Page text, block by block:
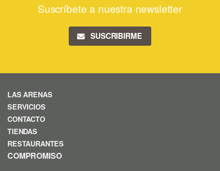
Suscríbete a nuestra newsletter
SUSCRIBIRME
LAS ARENAS
SERVICIOS
CONTACTO
TIENDAS
RESTAURANTES
COMPROMISO